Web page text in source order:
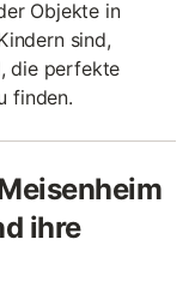
Objekte in
sind,
die perfekte
finden.
ihre